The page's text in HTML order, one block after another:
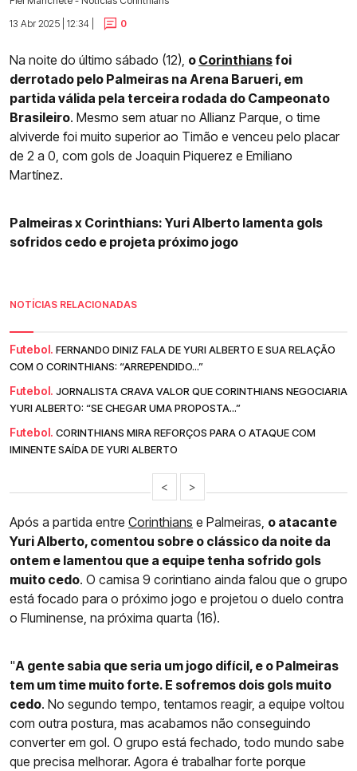
13 Abr 2025 | 12:34 |
0
Na noite do último sábado (12), o Corinthiansfoi
derrotado pelo Palmeiras na Arena Barueri, em
partida válida pela terceira rodada do Campeonato
Brasileiro. Mesmo sem atuar no Allianz Parque, o time
alviverde foi muito superior ao Timão e venceu pelo placar
de 2 a 0, com gols de Joaquin Piquerez e Emiliano
Martínez.
Palmeiras x Corinthians: Yuri Alberto lamenta gols
sofridos cedo e projeta próximo jogo
NOTÍCIAS RELACIONADAS
Futebol. FERNANDO DINIZ FALA DE YURI ALBERTO E SUA RELAÇÃO
COM O CORINTHIANS: “ARREPENDIDO...”
Futebol. JORNALISTA CRAVA VALOR QUE CORINTHIANS NEGOCIARIA
YURI ALBERTO: “SE CHEGAR UMA PROPOSTA...”
Futebol. CORINTHIANS MIRA REFORÇOS PARA O ATAQUE COM
IMINENTE SAÍDA DE YURI ALBERTO
< >
Após a partida entre Corinthians e Palmeiras, o atacante
Yuri Alberto, comentou sobre o clássico da noite da
ontem e lamentou que a equipe tenha sofrido gols
muito cedo. O camisa 9 corintiano ainda falou que o grupo
está focado para o próximo jogo e projetou o duelo contra
o Fluminense, na próxima quarta (16).
"A gente sabia que seria um jogo difícil, e o Palmeiras
tem um time muito forte. E sofremos dois gols muito
cedo. No segundo tempo, tentamos reagir, a equipe voltou
com outra postura, mas acabamos não conseguindo
converter em gol. O grupo está fechado, todo mundo sabe
que precisa melhorar. Agora é trabalhar forte porque